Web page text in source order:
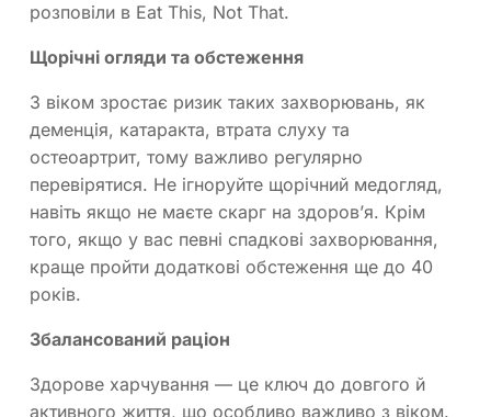
розповіли в Eat This, Not That.
Щорічні огляди та обстеження
З віком зростає ризик таких захворювань, як
деменція, катаракта, втрата слуху та
остеоартрит, тому важливо регулярно
перевірятися. Не ігноруйте щорічний медогляд,
навіть якщо не маєте скарг на здоров’я. Крім
того, якщо у вас певні спадкові захворювання,
краще пройти додаткові обстеження ще до 40
років.
Збалансований раціон
Здорове харчування — це ключ до довгого й
активного життя, що особливо важливо з віком.